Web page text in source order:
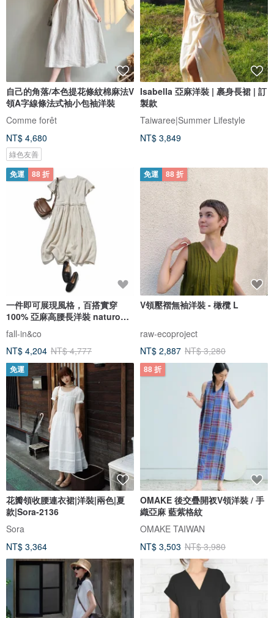
自己的角落/本色提花條紋棉麻法V
領A字線條法式袖小包袖洋裝
Comme forêt
NT$ 4,680
綠色友善
Isabella 亞麻洋裝 | 裹身長裙 | 訂
製款
Taiwaree|Summer Lifestyle
NT$ 3,849
免運 88 折
一件即可展現風格，百搭實穿
100% 亞麻高腰長洋裝 naturo
color 260607-1
fall-in&co
NT$ 4,204 NT$ 4,777
免運 88 折
V領壓褶無袖洋裝 - 橄欖 L
raw-ecoproject
NT$ 2,887 NT$ 3,280
免運
花瓣領收腰連衣裙|洋裝|兩色|夏
款|Sora-2136
Sora
NT$ 3,364
88 折
OMAKE 後交疊開衩V領洋裝 / 手
織亞麻 藍紫格紋
OMAKE TAIWAN
NT$ 3,503 NT$ 3,980